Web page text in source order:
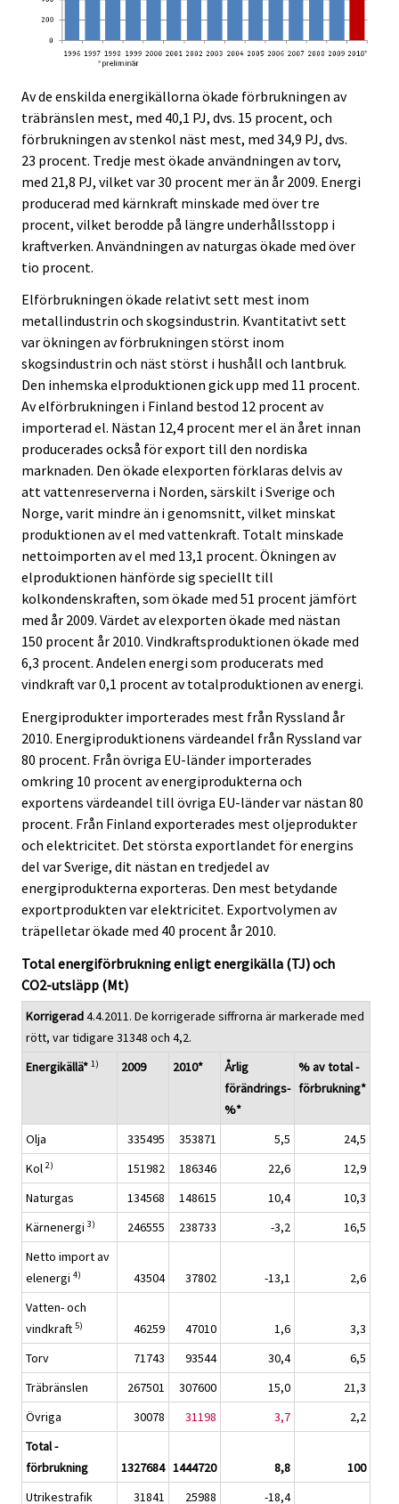
Av de enskilda energikällorna ökade förbrukningen av
träbränslen mest, med 40,1 PJ, dvs. 15 procent, och
förbrukningen av stenkol näst mest, med 34,9 PJ, dvs.
23 procent. Tredje mest ökade användningen av torv,
med 21,8 PJ, vilket var 30 procent mer än år 2009. Energi
producerad med kärnkraft minskade med över tre
procent, vilket berodde på längre underhållsstopp i
kraftverken. Användningen av naturgas ökade med över
tio procent.
Elförbrukningen ökade relativt sett mest inom
metallindustrin och skogsindustrin. Kvantitativt sett
var ökningen av förbrukningen störst inom
skogsindustrin och näst störst i hushåll och lantbruk.
Den inhemska elproduktionen gick upp med 11 procent.
Av elförbrukningen i Finland bestod 12 procent av
importerad el. Nästan 12,4 procent mer el än året innan
producerades också för export till den nordiska
marknaden. Den ökade elexporten förklaras delvis av
att vattenreserverna i Norden, särskilt i Sverige och
Norge, varit mindre än i genomsnitt, vilket minskat
produktionen av el med vattenkraft. Totalt minskade
nettoimporten av el med 13,1 procent. Ökningen av
elproduktionen hänförde sig speciellt till
kolkondenskraften, som ökade med 51 procent jämfört
med år 2009. Värdet av elexporten ökade med nästan
150 procent år 2010. Vindkraftsproduktionen ökade med
6,3 procent. Andelen energi som producerats med
vindkraft var 0,1 procent av totalproduktionen av energi.
Energiprodukter importerades mest från Ryssland år
2010. Energiproduktionens värdeandel från Ryssland var
80 procent. Från övriga EU-länder importerades
omkring 10 procent av energiprodukterna och
exportens värdeandel till övriga EU-länder var nästan 80
procent. Från Finland exporterades mest oljeprodukter
och elektricitet. Det största exportlandet för energins
del var Sverige, dit nästan en tredjedel av
energiprodukterna exporteras. Den mest betydande
exportprodukten var elektricitet. Exportvolymen av
träpelletar ökade med 40 procent år 2010.
Total energiförbrukning enligt energikälla (TJ) och
CO2-utsläpp (Mt)
Korrigerad4.4.2011. De korrigerade siffrorna är markerade med
rött, var tidigare 31348 och 4,2.
Energikällä* 1) 2009 2010*
Årlig
förändrings-
%*
% av total -
förbrukning*
Olja 335495 353871 5,5
24,5
Kol 2) 151982 186346 22,6
12,9
Naturgas
134568 148615 10,4
10,3
Kärnenergi 3) 246555 238733 -3,2
16,5
Netto import av
elenergi 4) 43504 37802 -13,1
2,6
Vatten- och
vindkraft 5) 46259 47010 1,6
3,3
Torv
71743 93544 30,4
6,5
Träbränslen
267501 307600 15,0
21,3
Övriga
30078 31198 3,7
2,2
Total -
förbrukning
1327684 1444720 8,8
100
Utrikestrafik
31841 25988 -18,4